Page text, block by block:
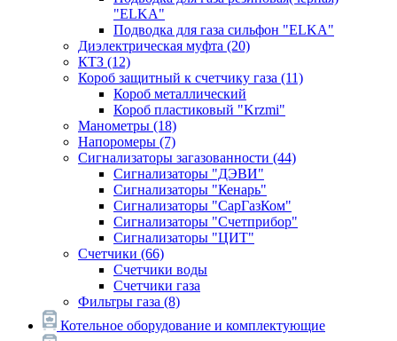
"ELKA"
Подводка для газа сильфон "ELKA"
Диэлектрическая муфта (20)
КТЗ (12)
Короб защитный к счетчику газа (11)
Короб металлический
Короб пластиковый "Krzmi"
Манометры (18)
Напоромеры (7)
Сигнализаторы загазованности (44)
Сигнализаторы "ДЭВИ"
Сигнализаторы "Кенарь"
Сигнализаторы "СарГазКом"
Сигнализаторы "Счетприбор"
Сигнализаторы "ЦИТ"
Счетчики (66)
Счетчики воды
Счетчики газа
Фильтры газа (8)
Котельное оборудование и комплектующие